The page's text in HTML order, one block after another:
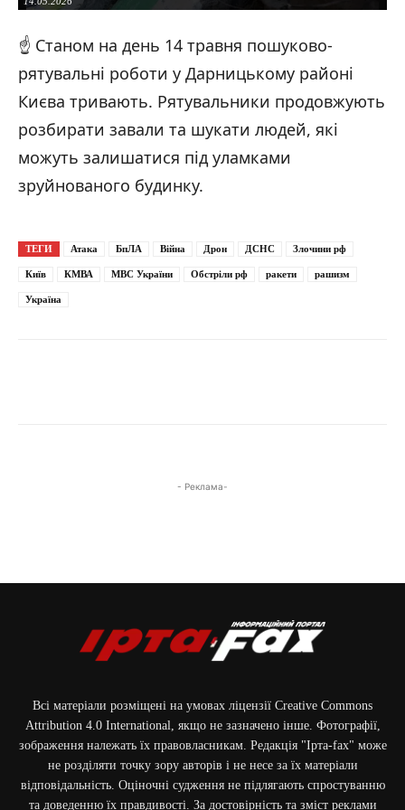
14.05.2026
Фото: наслідки російської масованої атаки на Київщину / ДСНС України /
14.05.2026
14.05.2026
☝️ Станом на день 14 травня пошуково-
рятувальні роботи у Дарницькому районі
Києва тривають. Рятувальники продовжують
розбирати завали та шукати людей, які
можуть залишатися під уламками
зруйнованого будинку.
ТЕГИ Атака БпЛА Війна Дрон ДСНС Злочини рф
Київ КМВА МВС України Обстріли рф ракети рашизм
Україна
- Реклама-
Всі матеріали розміщені на умовах ліцензії Creative Commons
Attribution 4.0 International, якщо не зазначено інше. Фотографії,
зображення належать їх правовласникам. Редакція "Ірта-fax" може
не розділяти точку зору авторів і не несе за їх матеріали
відповідальність. Оціночні судження не підлягають спростуванню
та доведенню їх правдивості. За достовірність та зміст реклами